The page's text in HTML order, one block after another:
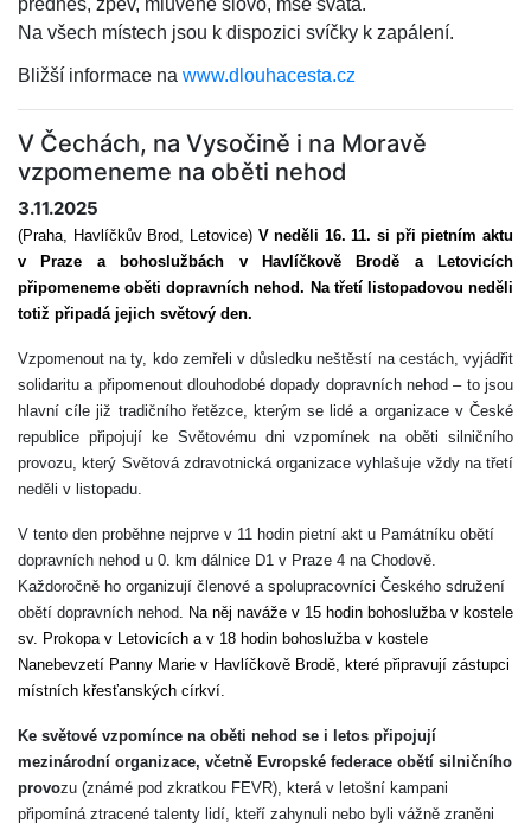
přednes, zpěv, mluvené slovo, mše svatá.
Na všech místech jsou k dispozici svíčky k zapálení.
Bližší informace na www.dlouhacesta.cz
V Čechách, na Vysočině i na Moravě
vzpomeneme na oběti nehod
3.11.2025
(Praha, Havlíčkův Brod, Letovice) V neděli 16. 11. si při pietním aktu
v Praze a bohoslužbách v Havlíčkově Brodě a Letovicích
připomeneme oběti dopravních nehod. Na třetí listopadovou neděli
totiž připadá jejich světový den.
Vzpomenout na ty, kdo zemřeli v důsledku neštěstí na cestách, vyjádřit
solidaritu a připomenout dlouhodobé dopady dopravních nehod – to jsou
hlavní cíle již tradičního řetězce, kterým se lidé a organizace v České
republice připojují ke Světovému dni vzpomínek na oběti silničního
provozu, který Světová zdravotnická organizace vyhlašuje vždy na třetí
neděli v listopadu.
V tento den proběhne nejprve v 11 hodin pietní akt u Památníku obětí
dopravních nehod u 0. km dálnice D1 v Praze 4 na Chodově.
Každoročně ho organizují členové a spolupracovníci Českého sdružení
obětí dopravních nehod. Na něj naváže v 15 hodin bohoslužba v kostele
sv. Prokopa v Letovicích a v 18 hodin bohoslužba v kostele
Nanebevzetí Panny Marie v Havlíčkově Brodě, které připravují zástupci
místních křesťanských církví.
Ke světové vzpomínce na oběti nehod se i letos připojují
mezinárodní organizace, včetně Evropské federace obětí silničního
provozu (známé pod zkratkou FEVR), která v letošní kampani
připomíná ztracené talenty lidí, kteří zahynuli nebo byli vážně zraněni